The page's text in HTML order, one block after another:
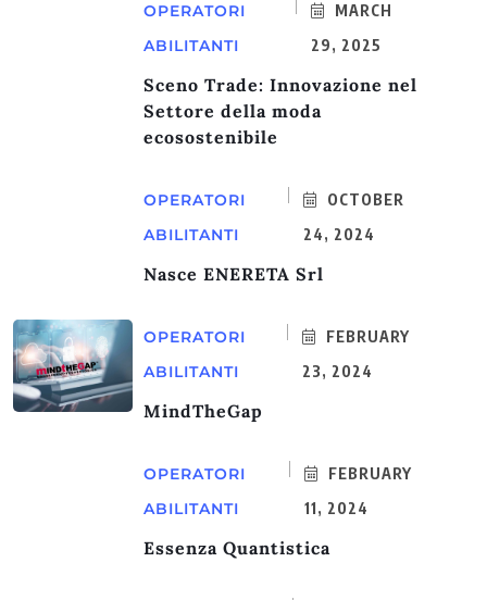
OPERATORI
ABILITANTI
MARCH
29, 2025
Sceno Trade: Innovazione nel
Settore della moda
ecosostenibile
OPERATORI
ABILITANTI
OCTOBER
24, 2024
Nasce ENERETA Srl
OPERATORI
ABILITANTI
FEBRUARY
23, 2024
MindTheGap
OPERATORI
ABILITANTI
FEBRUARY
11, 2024
Essenza Quantistica